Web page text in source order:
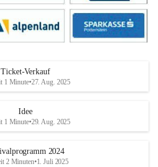
Ticket-Verkauf
1 Minute•27. Aug. 2025
Idee
1 Minute•29. Aug. 2025
2024
2 Minuten•1. Juli 2025